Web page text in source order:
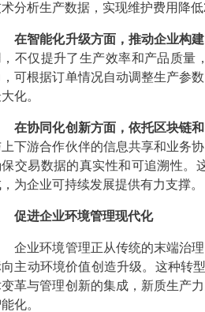
分析生产数据，实现维护费用降
在智能化升级方面，推动企业构
，不仅提升了生产效率和产品质量
，可根据订单情况自动调整生产参
化。
在协同化创新方面，依托区块链
下游合作伙伴的信息共享和业务
交易数据的真实性和可追溯性。
，为企业可持续发展提供有力支撑。
促进企业环境管理现代化
业环境管理正从传统的末端治理
主动环境价值创造升级。这种转
革与管理创新的集成，新质生产
化。